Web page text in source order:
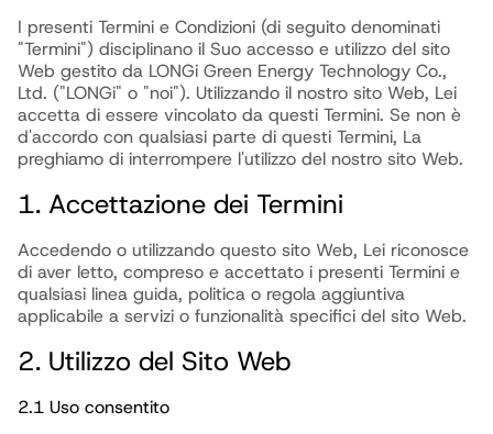
I presenti Termini e Condizioni (di seguito denominati
"Termini") disciplinano il Suo accesso e utilizzo del sito
Web gestito da LONGi Green Energy Technology Co.,
Ltd. ("LONGi" o "noi"). Utilizzando il nostro sito Web, Lei
accetta di essere vincolato da questi Termini. Se non è
d'accordo con qualsiasi parte di questi Termini, La
preghiamo di interrompere l'utilizzo del nostro sito Web.
1. Accettazione dei Termini
Accedendo o utilizzando questo sito Web, Lei riconosce
di aver letto, compreso e accettato i presenti Termini e
qualsiasi linea guida, politica o regola aggiuntiva
applicabile a servizi o funzionalità specifici del sito Web.
2. Utilizzo del Sito Web
2.1 Uso consentito